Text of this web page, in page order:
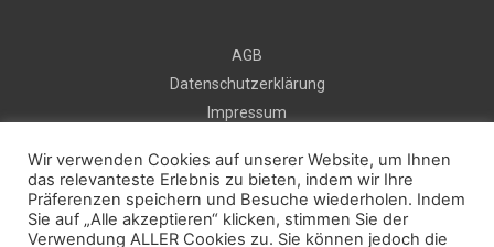
AGB
Datenschutzerklärung
Impressum
Kontakt
Kostenlos Pressemeldung veröffentlichen
Wir verwenden Cookies auf unserer Website, um Ihnen
das relevanteste Erlebnis zu bieten, indem wir Ihre
Präferenzen speichern und Besuche wiederholen. Indem
Sie auf „Alle akzeptieren“ klicken, stimmen Sie der
Verwendung ALLER Cookies zu. Sie können jedoch die